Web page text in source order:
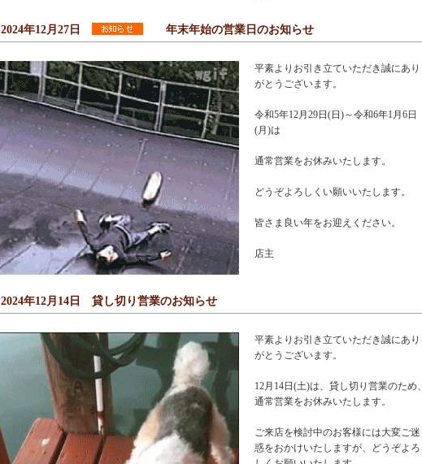
2024年12月27日 年末年始の営業日のお知らせ
平素よりお引き立ていただき誠にあり
がとうございます。
令和5年12月29日(日)～令和6年1月6日
(月)は
通常営業をお休みいたします。
どうぞよろしくい願いいたします。
皆さま良い年をお迎えください。
店主
2024年12月14日 貸し切り営業のお知らせ
平素よりお引き立ていただき誠にあり
がとうございます。
12月14日(土)は、貸し切り営業のため、
通常営業をお休みいたします。
ご来店を検討中のお客様には大変ご迷
惑をおかけいたしますが、どうぞよろ